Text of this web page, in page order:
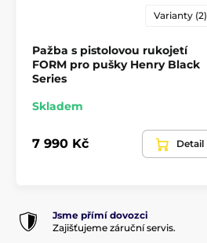
Varianty (2)
Pažba s pistolovou rukojetí
FORM pro pušky Henry Black
Series
Skladem
7 990 Kč Detail
Jsme přímí dovozci
Zajišťujeme záruční servis.